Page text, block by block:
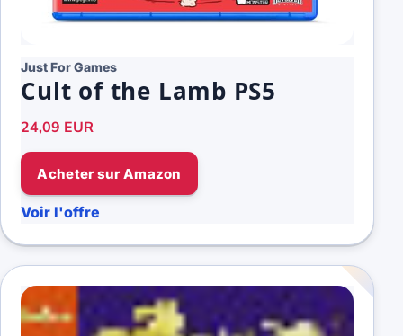
Just For Games
Cult of the Lamb PS5
24,09 EUR
Acheter sur Amazon
Voir l'offre